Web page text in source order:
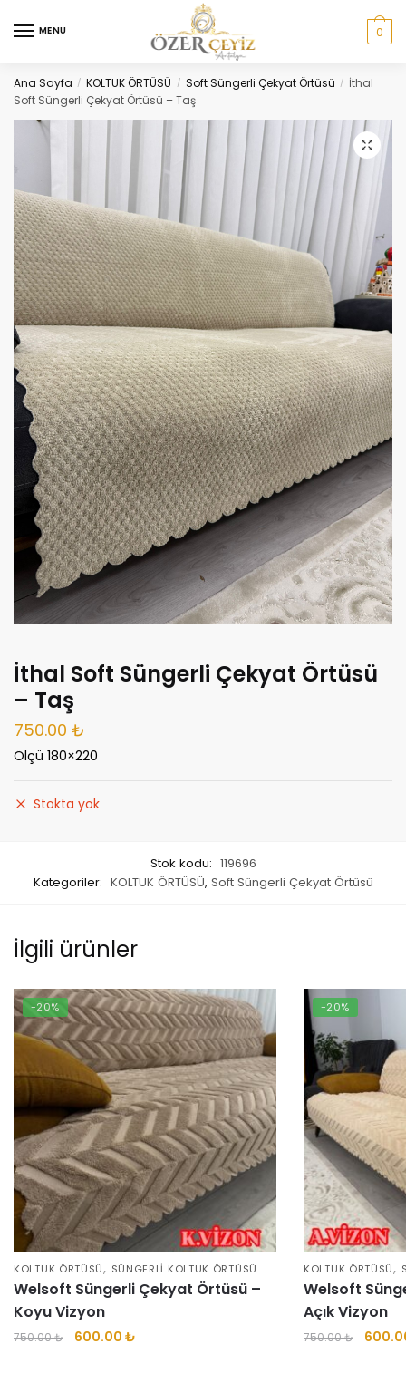
to
to
MENU 0
Ana Sayfa / KOLTUK ÖRTÜSÜ / Soft Süngerli Çekyat Örtüsü / İthal
Soft Süngerli Çekyat Örtüsü – Taş
🔍
İthal Soft Süngerli Çekyat Örtüsü
– Taş
750.00 ₺
Ölçü 180×220
Stokta yok
Stok kodu: 119696
Kategoriler: KOLTUK ÖRTÜSÜ, Soft Süngerli Çekyat Örtüsü
İlgili ürünler
-20%
KOLTUK ÖRTÜSÜ, SÜNGERLI KOLTUK ÖRTÜSÜ
Welsoft Süngerli Çekyat Örtüsü –
Koyu Vizyon
750.00₺
Orijinal
600.00 ₺
-20%
KOLTUK ÖRTÜSÜ,
Welsoft
Açık Vizyon
750.00₺
Orijinal